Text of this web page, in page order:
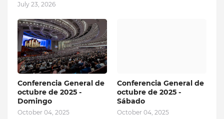
July 23, 2026
Conferencia General de
octubre de 2025 -
Domingo
October 04, 2025
Conferencia General de
octubre de 2025 -
Sábado
October 04, 2025